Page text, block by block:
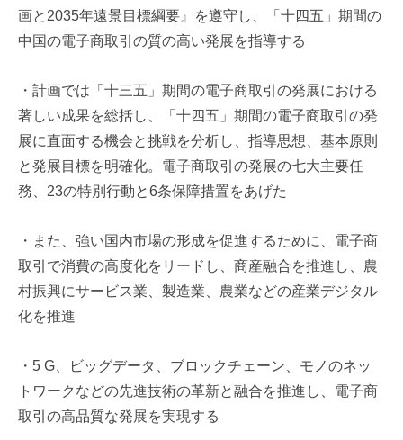
画と2035年遠景目標綱要』を遵守し、「十四五」 期間の
中国の電子商取引の質の高い発展を指導する
・計画では「十三五」 期間の電子商取引の発展における
著しい成果を総括し、「十四五」 期間の電子商取引の発
展に直面する機会と挑戦を分析し、 指導思想、基本原則
と発展目標を明確化。 電子商取引の発展の七大主要任
務、 23の特別行動と6条保障措置をあげた
・また、強い国内市場の形成を促進するために、 電子商
取引で消費の高度化をリードし、商産融合を推進し、 農
村振興にサービス業、製造業、 農業などの産業デジタル
化を推進
・5 G、ビッグデータ、ブロックチェーン、 モノのネッ
トワークなどの先進技術の革新と融合を推進し、 電子商
取引の高品質な発展を実現する